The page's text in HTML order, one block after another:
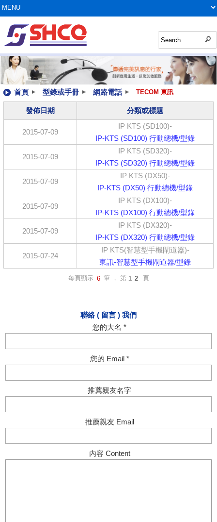
首頁 型錄或手冊 網路電話 TECOM 東訊
發佈日期 分類或標題
2015-07-09
IP KTS (SD100)-
IP-KTS (SD100) 行動總機/型錄
2015-07-09
IP KTS (SD320)-
IP-KTS (SD320) 行動總機/型錄
2015-07-09
IP KTS (DX50)-
IP-KTS (DX50) 行動總機/型錄
2015-07-09
IP KTS (DX100)-
IP-KTS (DX100) 行動總機/型錄
2015-07-09
IP KTS (DX320)-
IP-KTS (DX320) 行動總機/型錄
2015-07-24
IP KTS(智慧型手機閘道器)-
東訊-智慧型手機閘道器/型錄
每頁顯示 6 筆 ， 第 1 2 頁
聯絡 ( 留言 ) 我們
您的大名 *
您的 Email *
推薦親友名字
推薦親友 Email
內容 Content